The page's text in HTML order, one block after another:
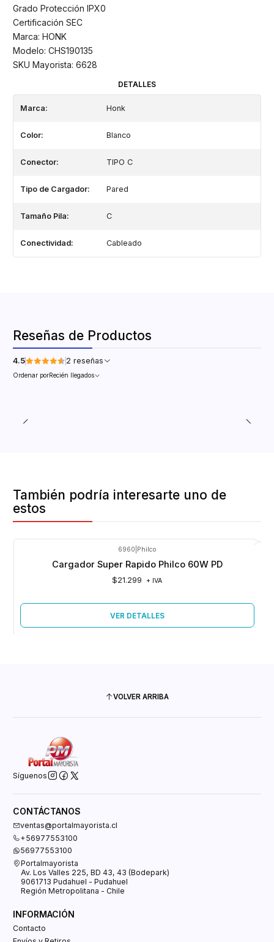
Grado Protección IPX0
Certificación SEC
Marca: HONK
Modelo: CHS190135
SKU Mayorista: 6628
DETALLES
Marca: Honk
Color: Blanco
Conector: TIPO C
Tipo de Cargador: Pared
Tamaño Pila: C
Conectividad: Cableado
Reseñas de Productos
4.5 2 reseñas
Ordenar porRecién llegados
También podría interesarte uno de
estos
Agotado
6960 Philco
Cargador Super Rapido Philco 60W PD
$21.299 + IVA
VER DETALLES
VOLVER ARRIBA
Síguenos
CONTÁCTANOS
ventas@portalmayorista.cl
+56977553100
56977553100
Portalmayorista
Av. Los Valles 225, BD 43, 43 (Bodepark)
9061713 Pudahuel - Pudahuel
Región Metropolitana - Chile
INFORMACIÓN
Contacto